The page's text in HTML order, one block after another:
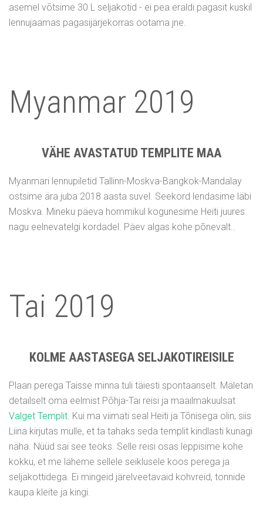
asemel võtsime 30 L seljakotid - ei pea eraldi pagasit kuskil
lennujaamas pagasijärjekorras ootama jne.
Myanmar 2019
VÄHE AVASTATUD TEMPLITE MAA
Myanmari lennupiletid Tallinn-Moskva-Bangkok-Mandalay
ostsime ära juba 2018 aasta suvel. Seekord lendasime läbi
Moskva. Mineku päeva hommikul kogunesime Heiti juures
nagu eelnevatelgi kordadel. Päev algas kohe põnevalt..
Tai 2019
KOLME AASTASEGA SELJAKOTIREISILE
Plaan perega Taisse minna tuli täiesti spontaanselt. Mäletan
detailselt oma eelmist Põhja-Tai reisi ja maailmakuulsat
Valget Templit. Kui ma viimati seal Heiti ja Tõnisega olin, siis
Liina kirjutas mulle, et ta tahaks seda templit kindlasti kunagi
näha. Nüüd sai see teoks. Selle reisi osas leppisime kohe
kokku, et me läheme sellele seiklusele koos perega ja
seljakottidega. Ei mingeid järelveetavaid kohvreid, tonnide
kaupa kleite ja kingi.